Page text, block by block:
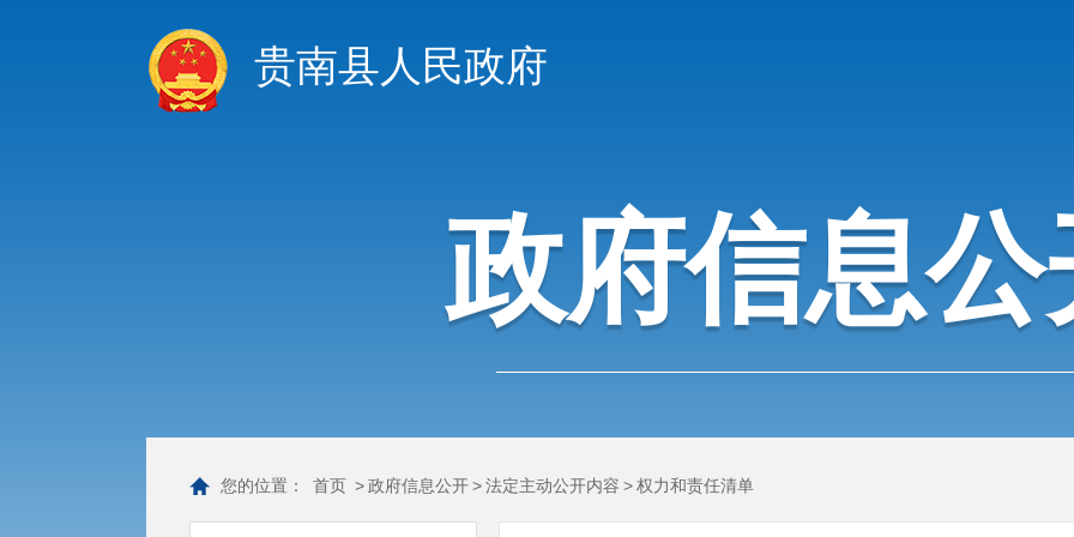
贵南县人民政府
政府信息公
您的位置： 首页 >政府信息公开>法定主动公开内容 >权力和责任清单